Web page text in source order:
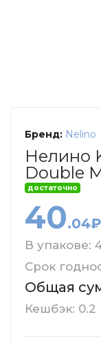
Бренд: Nelino
Нелино
Double
достаточно
40.04₽
В упакове:
Срок
Общая
Кешбэк: 0.2